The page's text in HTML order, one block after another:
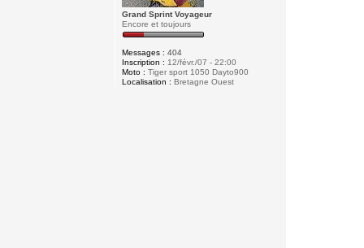
Grand Sprint Voyageur
Encore et toujours
Messages : 404
Inscription : 12/févr./07 - 22:00
Moto : Tiger sport 1050 Dayto900
Localisation : Bretagne Ouest